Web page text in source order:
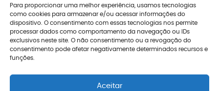
Para proporcionar uma melhor experiência, usamos tecnologias
como cookies para armazenar e/ou acessar informações do
dispositivo. O consentimento com essas tecnologias nos permite
processar dados como comportamento da navegação ou IDs
exclusivos neste site. O não consentimento ou a revogação do
consentimento pode afetar negativamente determinados recursos e
funções.
Aceitar
uma doença, de um acidente ou de uma
prescrição médica (por exemplo, uma gravidez de
risco).
considerado incapacitado para o seu trabalho.